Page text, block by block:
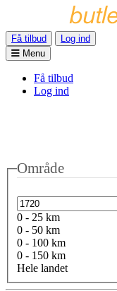
Få tilbud
Log ind
Menu
Få tilbud
Log ind
Område
0 - 25 km
0 - 50 km
0 - 100 km
0 - 150 km
Hele landet